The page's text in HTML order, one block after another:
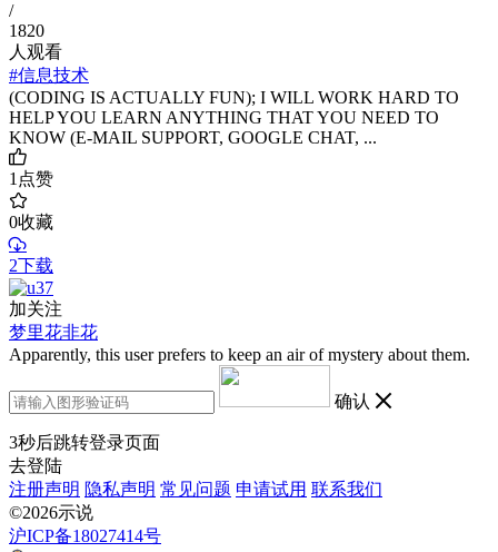
/
1820
人观看
#信息技术
(CODING IS ACTUALLY FUN); I WILL WORK HARD TO
HELP YOU LEARN ANYTHING THAT YOU NEED TO
KNOW (E-MAIL SUPPORT, GOOGLE CHAT, ...
1点赞
0收藏
2下载
加关注
梦里花非花
Apparently, this user prefers to keep an air of mystery about them.
确认
3秒后跳转登录页面
去登陆
注册声明 隐私声明 常见问题 申请试用 联系我们
©2026示说
沪ICP备18027414号